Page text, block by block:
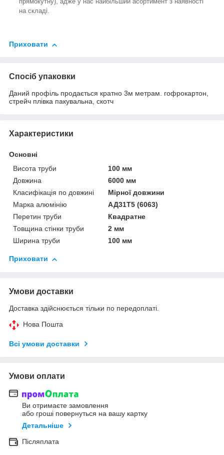
на складі.
Приховати
Спосіб упаковки
Даний профіль продається кратно 3м метрам. гофрокартон,
стрейч плівка пакувальна, скотч
Характеристики
Основні
Висота труби
100 мм
Довжина
6000 мм
Класифікація по довжині
Мірної довжини
Марка алюмінію
АД31Т5 (6063)
Перетин труби
Квадратне
Товщина стінки труби
2 мм
Ширина труби
100 мм
Приховати
Умови доставки
Доставка здійснюється тільки по передоплаті.
Нова Пошта
Всі умови доставки
Умови оплати
Ви отримаєте замовлення
або гроші повернуться на вашу картку
Детальніше
Післяплата